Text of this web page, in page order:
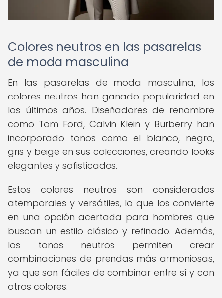
Colores neutros en las pasarelas
de moda masculina
En las pasarelas de moda masculina, los
colores neutros han ganado popularidad en
los últimos años. Diseñadores de renombre
como Tom Ford, Calvin Klein y Burberry han
incorporado tonos como el blanco, negro,
gris y beige en sus colecciones, creando looks
elegantes y sofisticados.
Estos colores neutros son considerados
atemporales y versátiles, lo que los convierte
en una opción acertada para hombres que
buscan un estilo clásico y refinado. Además,
los tonos neutros permiten crear
combinaciones de prendas más armoniosas,
ya que son fáciles de combinar entre sí y con
otros colores.